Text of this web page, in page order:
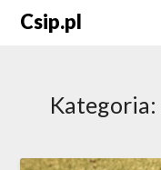
SkipCsip.pl
Kategoria: